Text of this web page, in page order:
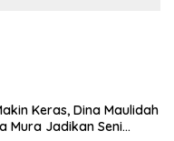
Keras, Dina Maulidah
Mura Jadikan Seni